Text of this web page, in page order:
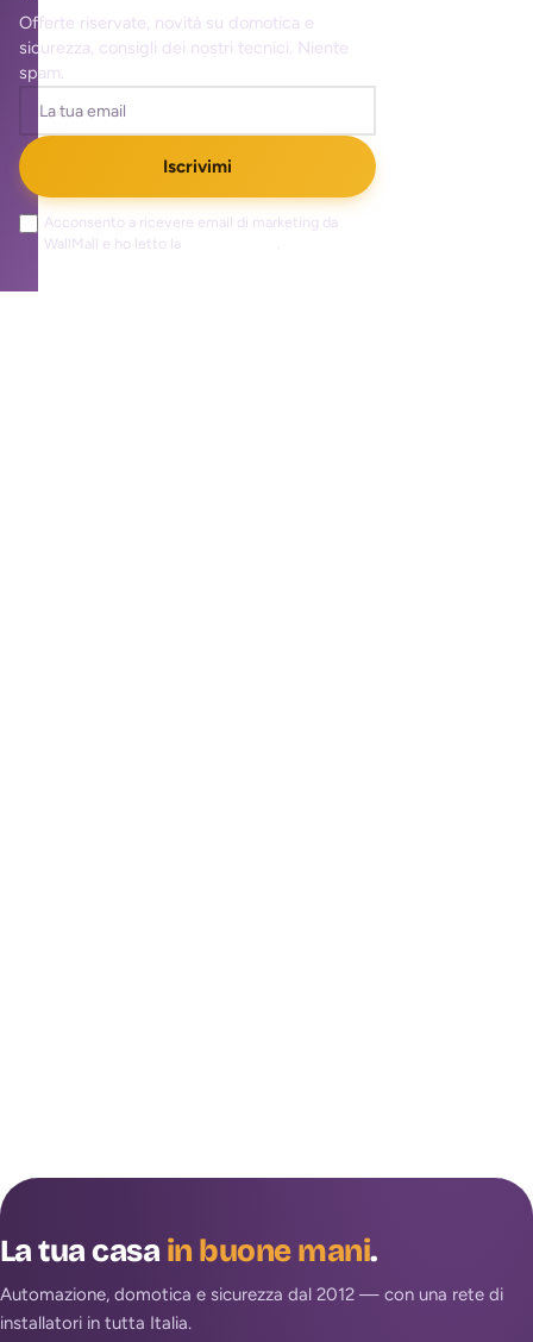
Offerte riservate, novità su domotica e
sicurezza, consigli dei nostri tecnici. Niente
spam.
Iscrivimi
Acconsento a ricevere email di marketing da
WallMall e ho letto la
.
La tua casain buone mani.
Automazione, domotica e sicurezza dal 2012 — con una rete di
installatori in tutta Italia.